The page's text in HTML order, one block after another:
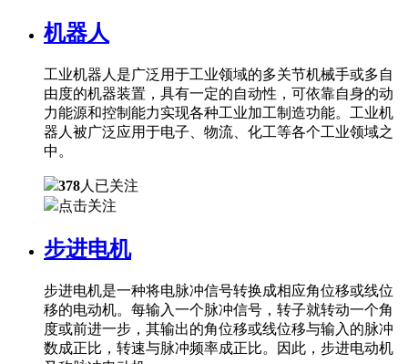
机器人
工业机器人是广泛用于工业领域的多关节机械手或多自
由度的机器装置，具有一定的自动性，可依靠自身的动
力能源和控制能力实现各种工业加工制造功能。工业机
器人被广泛应用于电子、物流、化工等各个工业领域之
中。
378人已关注
点击关注
步进电机
步进电机是一种将电脉冲信号转换成相应角位移或线位
移的电动机。每输入一个脉冲信号，转子就转动一个角
度或前进一步，其输出的角位移或线位移与输入的脉冲
数成正比，转速与脉冲频率成正比。因此，步进电动机